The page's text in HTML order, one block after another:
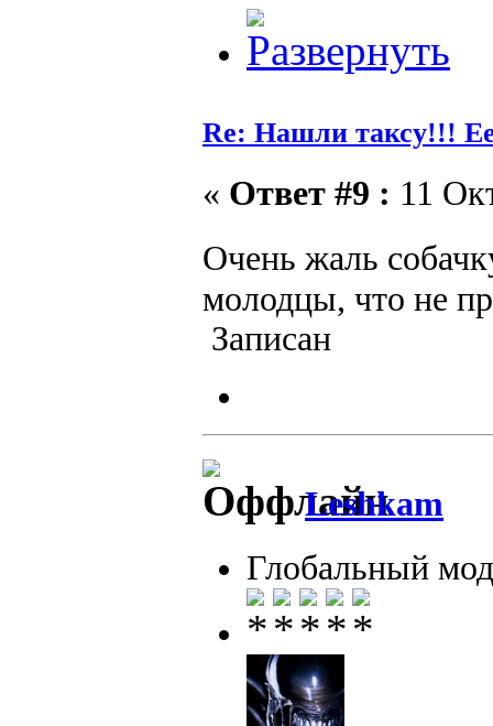
Re: Нашли таксу!!!
« Ответ #9 : 11
Очень жаль
молодцы, что не
Записан
Leshkam
Глобальный